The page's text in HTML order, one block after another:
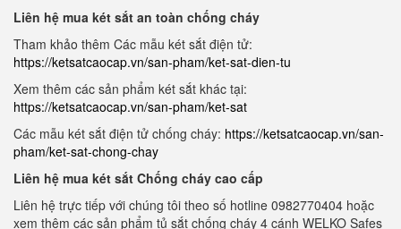
Liên hệ mua két sắt an toàn chống cháy
Tham khảo thêm Các mẫu két sắt điện tử:
https://ketsatcaocap.vn/san-pham/ket-sat-dien-tu
Xem thêm các sản phẩm két sắt khác tại:
https://ketsatcaocap.vn/san-pham/ket-sat
Các mẫu két sắt điện tử chống cháy: https://ketsatcaocap.vn/san-
pham/ket-sat-chong-chay
Liên hệ mua két sắt Chống cháy cao cấp
Liên hệ trực tiếp với chúng tôi theo số hotline 0982770404 hoặc
xem thêm các sản phẩm tủ sắt chống cháy 4 cánh WELKO Safes